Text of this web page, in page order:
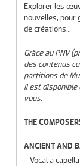
Explorer les
nouvelles, pour
de créations…
Grâce au PNV
des contenus
partitions de
Il est
vous.
THE
ANCIENT AND
Vocal a